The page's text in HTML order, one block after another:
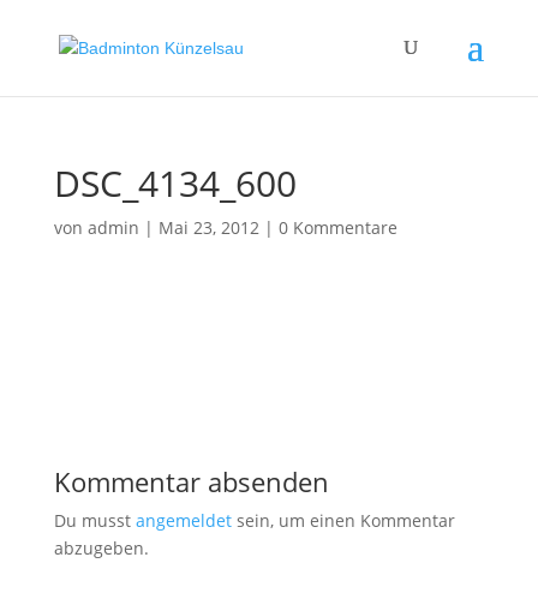
DSC_4134_600
von admin | Mai 23, 2012| 0 Kommentare
Kommentar absenden
Du musst angemeldetsein, um einen Kommentar
abzugeben.